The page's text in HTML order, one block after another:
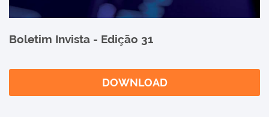
Boletim Invista - Edição 31
DOWNLOAD